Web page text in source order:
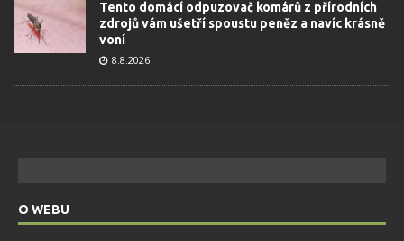
Tento domácí odpuzovač komárů z přírodních
zdrojů vám ušetří spoustu peněz a navíc krásně
voní
8.8.2026
O WEBU